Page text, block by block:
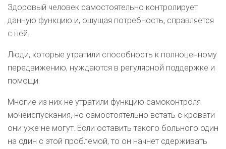
Здоровый человек самостоятельно контролирует
данную функцию и, ощущая потребность, справляется
с ней.
Люди, которые утратили способность к полноценному
передвижению, нуждаются в регулярной поддержке и
помощи.
Многие из них не утратили функцию самоконтроля
мочеиспускания, но самостоятельно встать с кровати
они уже не могут. Если оставить такого больного один
на один с этой проблемой, то он начнет сдерживать